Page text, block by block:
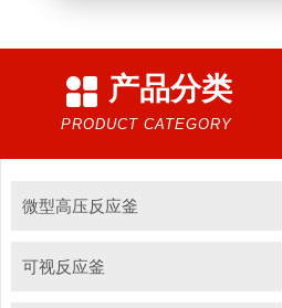
产品分类
PRODUCT CATEGORY
微型高压反应釜
可视反应釜